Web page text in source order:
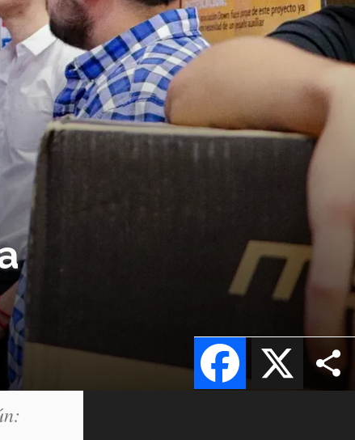
X
Facebook